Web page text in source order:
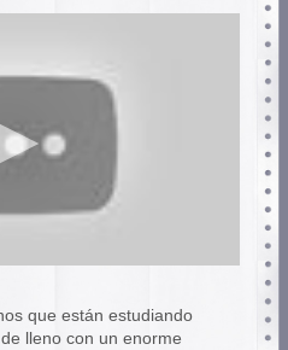
que están estudiando
lleno con un enorme